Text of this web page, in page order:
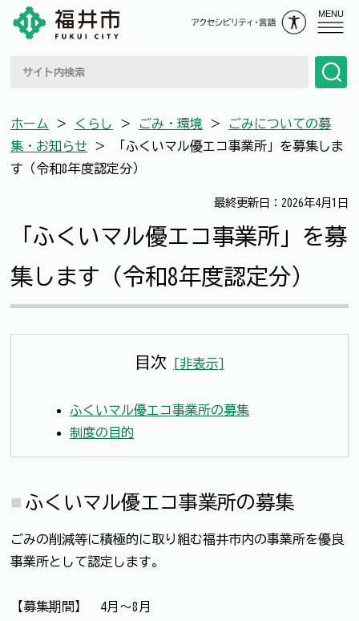
MENU
ホーム ＞ くらし ＞ ごみ・環境 ＞ ごみについての募
集・お知らせ ＞
「ふくいマル優エコ事業所」を募集しま
す（令和8年度認定分）
最終更新日：2026年4月1日
「ふくいマル優エコ事業所」を募
集します（令和8年度認定分）
目次 [非表示]
ふくいマル優エコ事業所の募集
制度の目的
ふくいマル優エコ事業所の募集
ごみの削減等に積極的に取り組む福井市内の事業所を優良
事業所として認定します。
【募集期間】 4月～8月